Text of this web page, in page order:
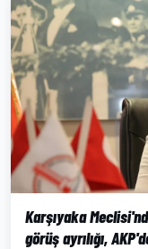
Karşıyaka
görüş ayrılığı,